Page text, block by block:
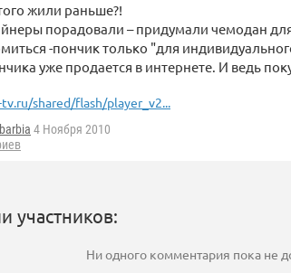
жили раньше?!
порадовали – придумали чемодан
-пончик только "для
уже продается в интернете. И ведь
tv.ru/shared/flash/player_v2...
4 Ноября 2010
участников:
Ни одного комментария пока не